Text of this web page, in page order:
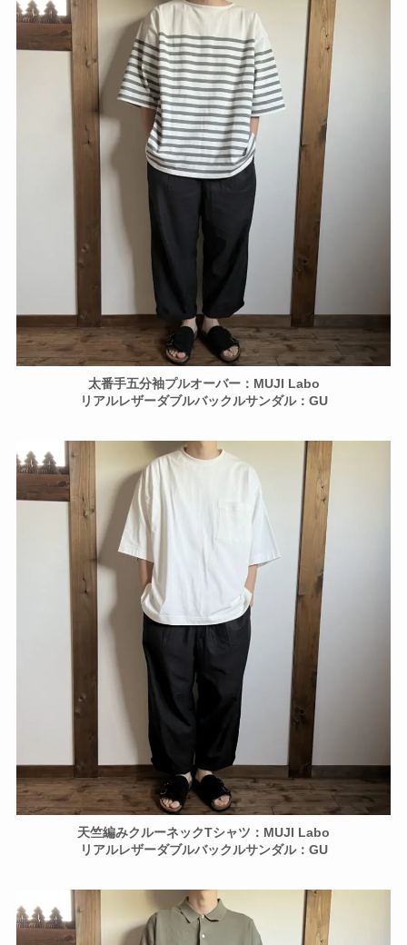
太番手五分袖プルオーバー：MUJI Labo
リアルレザーダブルバックルサンダル：GU
天竺編みクルーネックTシャツ：MUJI Labo
リアルレザーダブルバックルサンダル：GU